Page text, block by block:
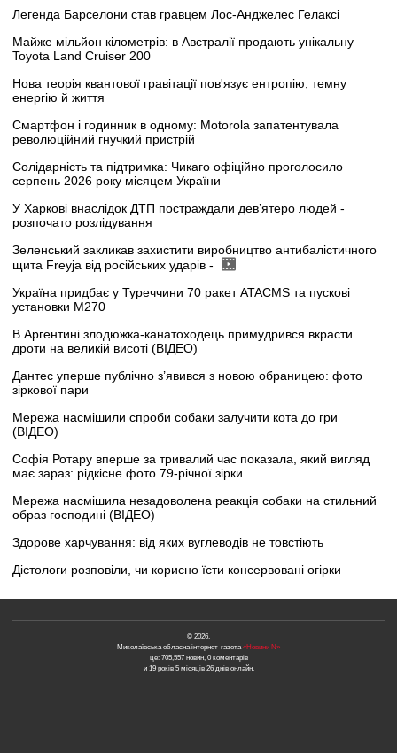
Легенда Барселони став гравцем Лос-Анджелес Гелаксі
Майже мільйон кілометрів: в Австралії продають унікальну
Toyota Land Cruiser 200
Нова теорія квантової гравітації пов'язує ентропію, темну
енергію й життя
Смартфон і годинник в одному: Motorola запатентувала
революційний гнучкий пристрій
Солідарність та підтримка: Чикаго офіційно проголосило
серпень 2026 року місяцем України
У Харкові внаслідок ДТП постраждали дев’ятеро людей -
розпочато розлідування
Зеленський закликав захистити виробництво антибалістичного
щита Freyja від російських ударів -
Україна придбає у Туреччини 70 ракет ATACMS та пускові
установки M270
В Аргентині злодюжка-канатоходець примудрився вкрасти
дроти на великій висоті (ВІДЕО)
Дантес уперше публічно з’явився з новою обраницею: фото
зіркової пари
Мережа насмішили спроби собаки залучити кота до гри
(ВІДЕО)
Софія Ротару вперше за тривалий час показала, який вигляд
має зараз: рідкісне фото 79-річної зірки
Мережа насмішила незадоволена реакція собаки на стильний
образ господині (ВІДЕО)
Здорове харчування: від яких вуглеводів не товстіють
Дієтологи розповіли, чи корисно їсти консервовані огірки
© 2026.
Миколаївська обласна інтернет-газета«Новини N»
це: 705,557 новин, 0 коментарів
и 19 років 5 місяців 26 днів онлайн.